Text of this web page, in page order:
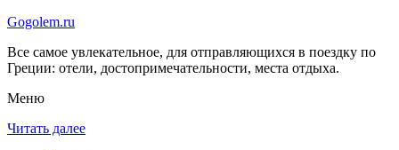
Gogolem.ru
Все самое увлекательное, для отправляющихся в поездку по
Греции: отели, достопримечательности, места отдыха.
Меню
Читать далее